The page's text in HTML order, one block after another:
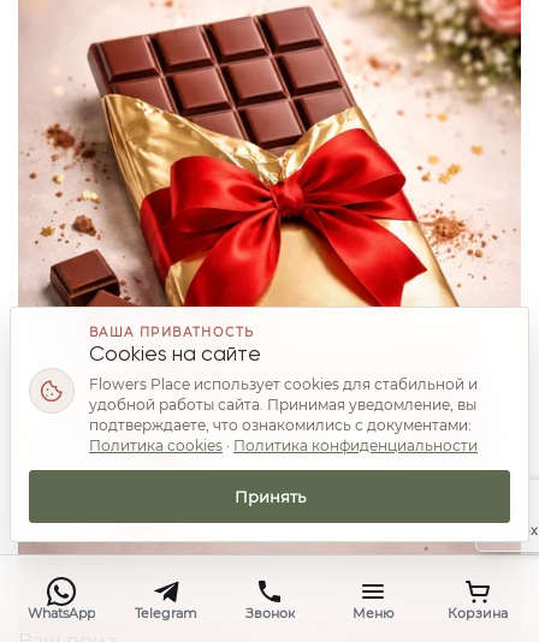
WhatsApp Telegram Звонок Меню Корзина
Наверх
ВАША ПРИВАТНОСТЬ
Cookies на сайте
Flowers Place использует cookies для стабильной и
удобной работы сайта. Принимая уведомление, вы
подтверждаете, что ознакомились с документами:
Политика cookies · Политика конфиденциальности
Принять